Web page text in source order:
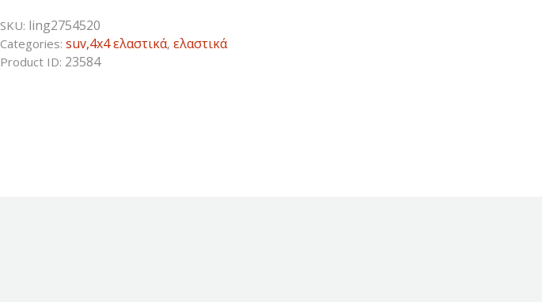
SKU: ling2754520
Categories: suv,4x4 ελαστικά, ελαστικά
Product ID: 23584